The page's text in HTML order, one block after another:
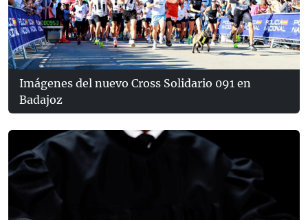
Imágenes del nuevo Cross Solidario 091 en
Badajoz